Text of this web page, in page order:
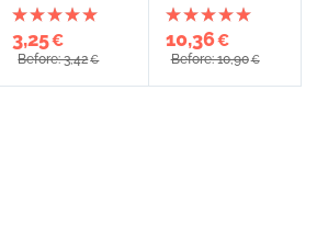
3,25€
Before: 3,42€
10,36€
Before: 10,90€